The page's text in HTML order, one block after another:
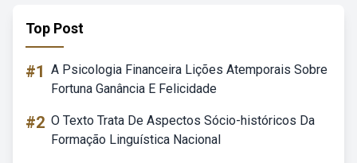
Top Post
#1 A Psicologia Financeira Lições Atemporais Sobre
Fortuna Ganância E Felicidade
#2 O Texto Trata De Aspectos Sócio-históricos Da
Formação Linguística Nacional